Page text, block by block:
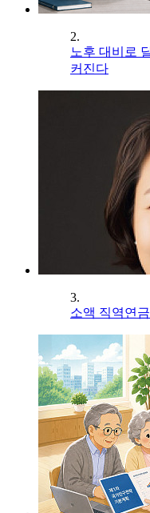
2.
노후 대비로
커진다
3.
소액 직역연